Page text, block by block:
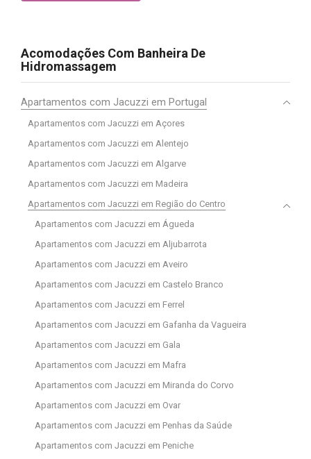
Acomodações Com Banheira De
Hidromassagem
Apartamentos com Jacuzzi em Portugal
Apartamentos com Jacuzzi em Açores
Apartamentos com Jacuzzi em Alentejo
Apartamentos com Jacuzzi em Algarve
Apartamentos com Jacuzzi em Madeira
Apartamentos com Jacuzzi em Região do Centro
Apartamentos com Jacuzzi em Águeda
Apartamentos com Jacuzzi em Aljubarrota
Apartamentos com Jacuzzi em Aveiro
Apartamentos com Jacuzzi em Castelo Branco
Apartamentos com Jacuzzi em Ferrel
Apartamentos com Jacuzzi em Gafanha da Vagueira
Apartamentos com Jacuzzi em Gala
Apartamentos com Jacuzzi em Mafra
Apartamentos com Jacuzzi em Miranda do Corvo
Apartamentos com Jacuzzi em Ovar
Apartamentos com Jacuzzi em Penhas da Saúde
Apartamentos com Jacuzzi em Peniche